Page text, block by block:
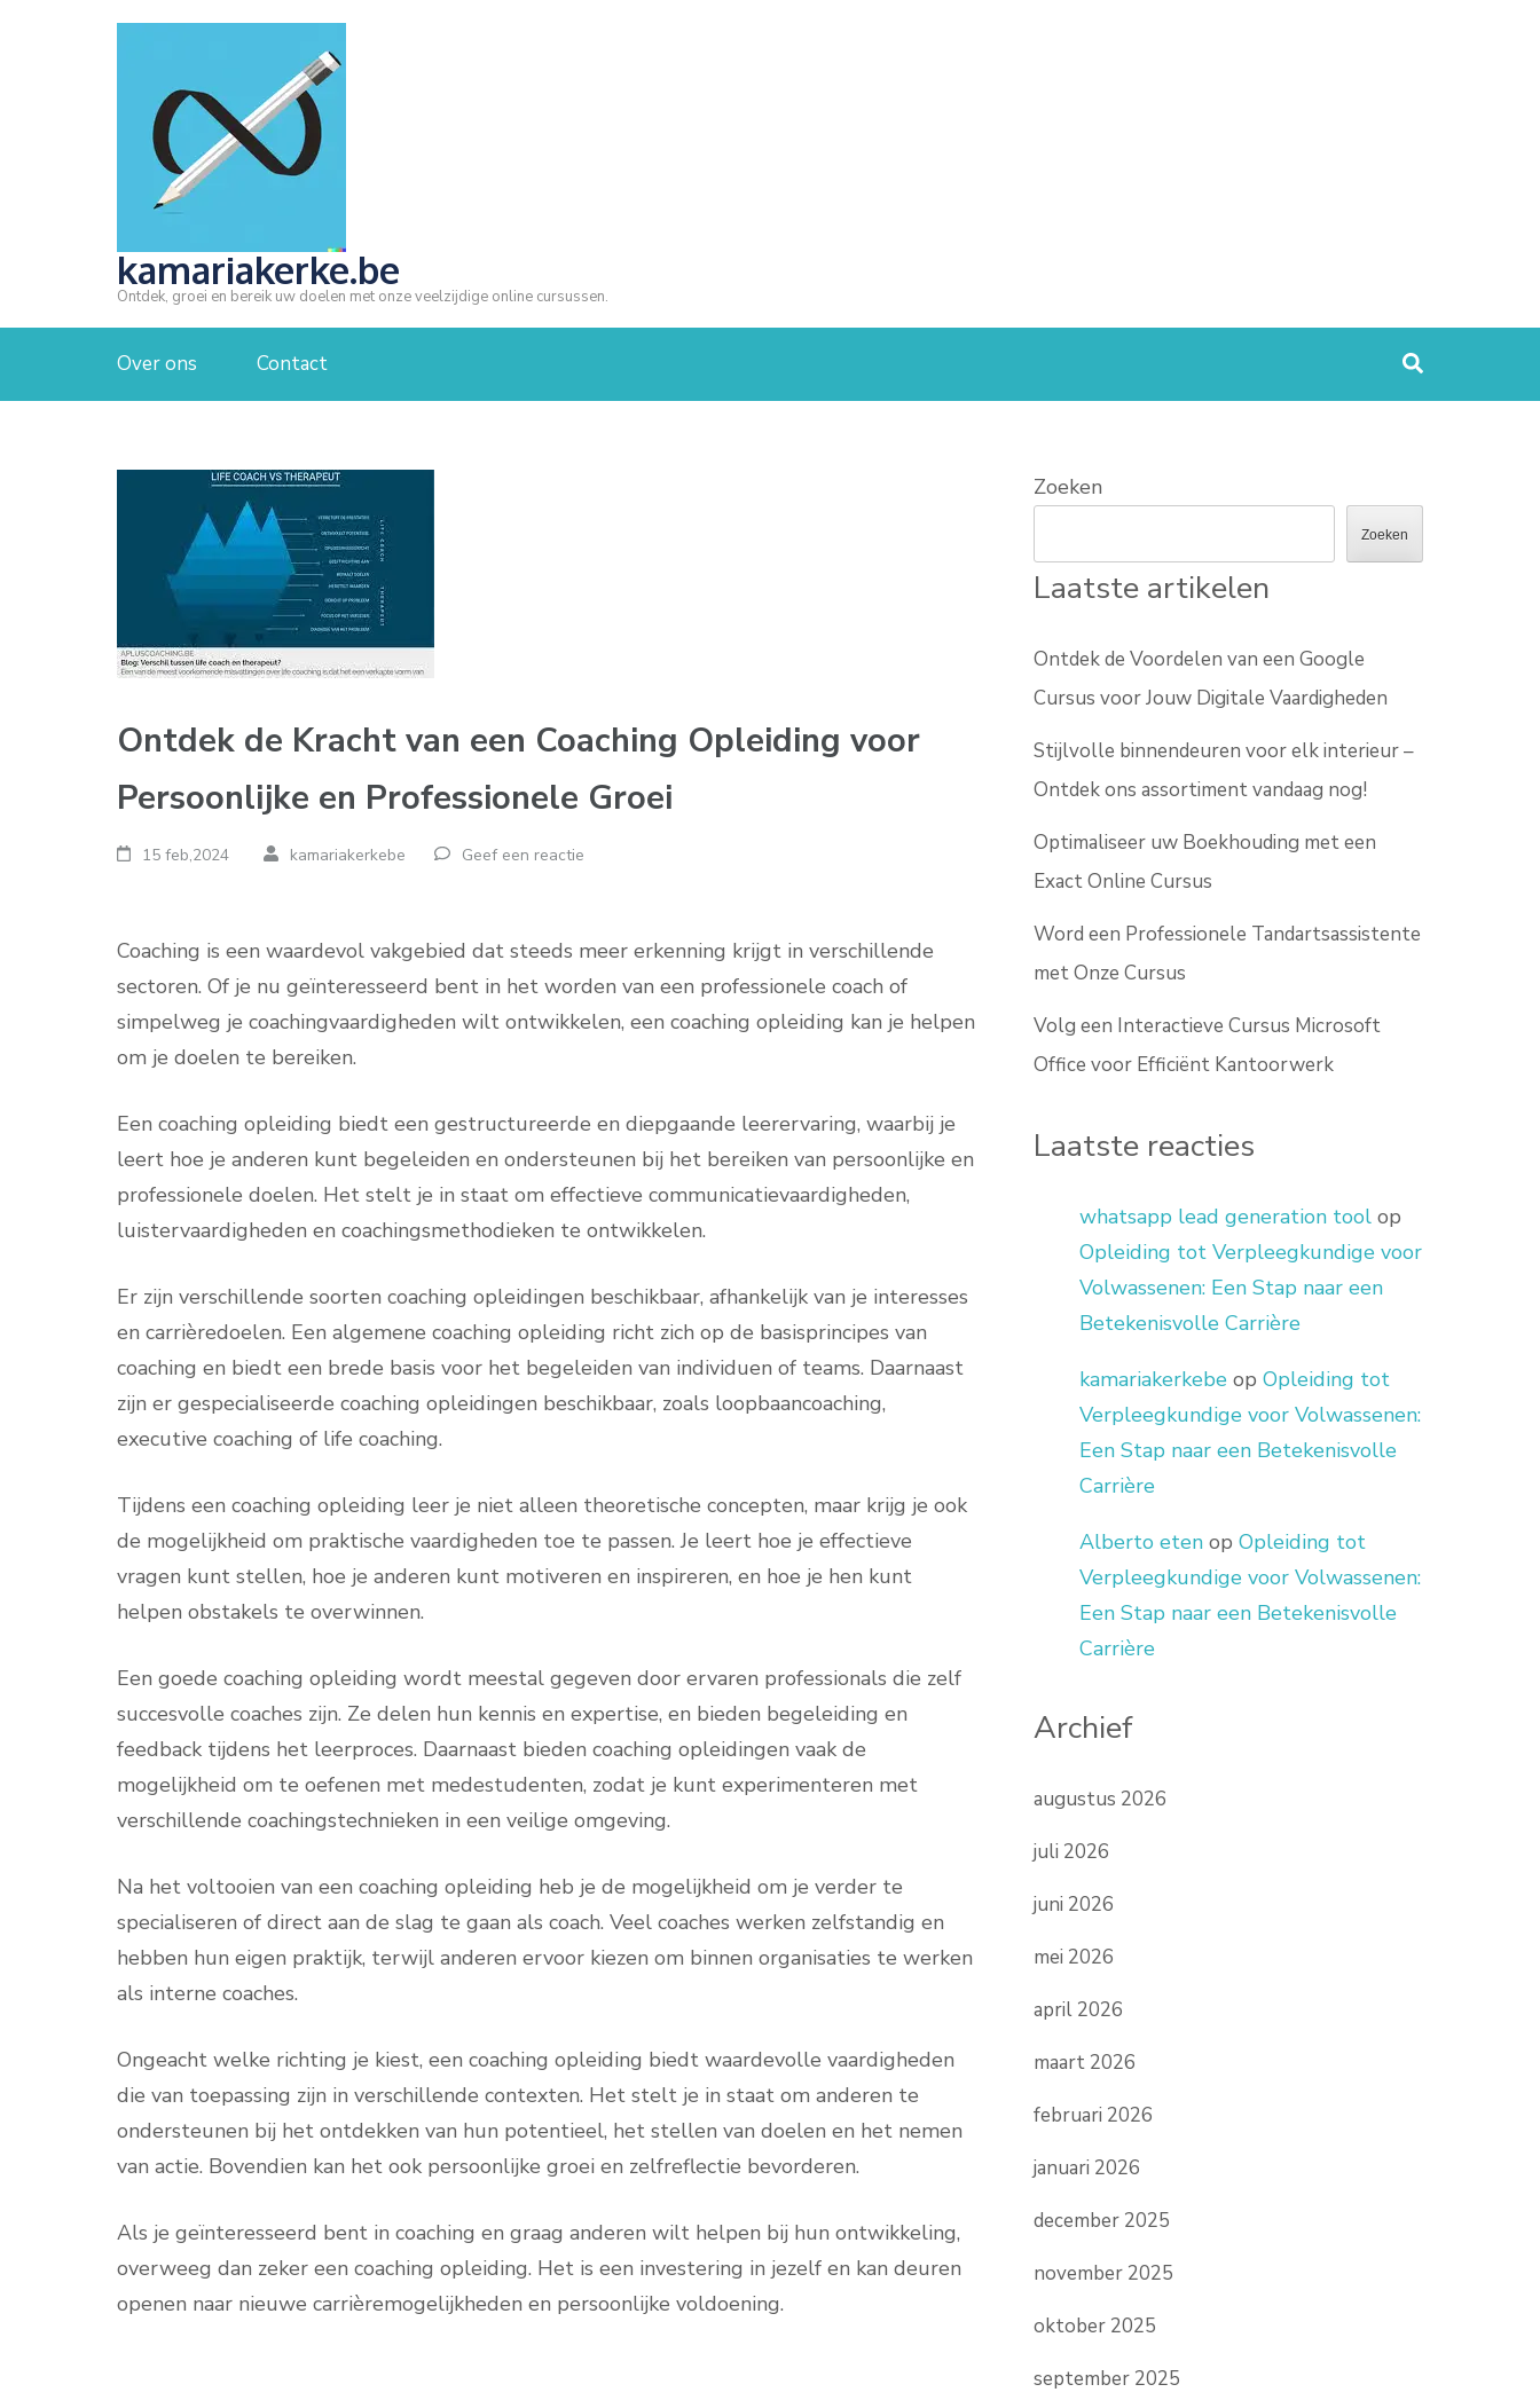
kamariakerke.be
Ontdek, groei en bereik uw doelen met onze veelzijdige online cursussen.
Over ons Contact
Ontdek de Kracht van een Coaching Opleiding voor
Persoonlijke en Professionele Groei
15 feb,2024 kamariakerkebe Geef een reactie
Coaching is een waardevol vakgebied dat steeds meer erkenning krijgt in verschillende
sectoren. Of je nu geïnteresseerd bent in het worden van een professionele coach of
simpelweg je coachingvaardigheden wilt ontwikkelen, een coaching opleiding kan je helpen
om je doelen te bereiken.
Een coaching opleiding biedt een gestructureerde en diepgaande leerervaring, waarbij je
leert hoe je anderen kunt begeleiden en ondersteunen bij het bereiken van persoonlijke en
professionele doelen. Het stelt je in staat om effectieve communicatievaardigheden,
luistervaardigheden en coachingsmethodieken te ontwikkelen.
Er zijn verschillende soorten coaching opleidingen beschikbaar, afhankelijk van je interesses
en carrièredoelen. Een algemene coaching opleiding richt zich op de basisprincipes van
coaching en biedt een brede basis voor het begeleiden van individuen of teams. Daarnaast
zijn er gespecialiseerde coaching opleidingen beschikbaar, zoals loopbaancoaching,
executive coaching of life coaching.
Tijdens een coaching opleiding leer je niet alleen theoretische concepten, maar krijg je ook
de mogelijkheid om praktische vaardigheden toe te passen. Je leert hoe je effectieve
vragen kunt stellen, hoe je anderen kunt motiveren en inspireren, en hoe je hen kunt
helpen obstakels te overwinnen.
Een goede coaching opleiding wordt meestal gegeven door ervaren professionals die zelf
succesvolle coaches zijn. Ze delen hun kennis en expertise, en bieden begeleiding en
feedback tijdens het leerproces. Daarnaast bieden coaching opleidingen vaak de
mogelijkheid om te oefenen met medestudenten, zodat je kunt experimenteren met
verschillende coachingstechnieken in een veilige omgeving.
Na het voltooien van een coaching opleiding heb je de mogelijkheid om je verder te
specialiseren of direct aan de slag te gaan als coach. Veel coaches werken zelfstandig en
hebben hun eigen praktijk, terwijl anderen ervoor kiezen om binnen organisaties te werken
als interne coaches.
Ongeacht welke richting je kiest, een coaching opleiding biedt waardevolle vaardigheden
die van toepassing zijn in verschillende contexten. Het stelt je in staat om anderen te
ondersteunen bij het ontdekken van hun potentieel, het stellen van doelen en het nemen
van actie. Bovendien kan het ook persoonlijke groei en zelfreflectie bevorderen.
Als je geïnteresseerd bent in coaching en graag anderen wilt helpen bij hun ontwikkeling,
overweeg dan zeker een coaching opleiding. Het is een investering in jezelf en kan deuren
openen naar nieuwe carrièremogelijkheden en persoonlijke voldoening.
Zoeken
Zoeken
Laatste artikelen
Ontdek de Voordelen van een Google
Cursus voor Jouw Digitale Vaardigheden
Stijlvolle binnendeuren voor elk interieur –
Ontdek ons assortiment vandaag nog!
Optimaliseer uw Boekhouding met een
Exact Online Cursus
Word een Professionele Tandartsassistente
met Onze Cursus
Volg een Interactieve Cursus Microsoft
Office voor Efficiënt Kantoorwerk
Laatste reacties
whatsapp lead generation tool op
Opleiding tot Verpleegkundige voor
Volwassenen: Een Stap naar een
Betekenisvolle Carrière
kamariakerkebe opOpleiding tot
Verpleegkundige voor Volwassenen:
Een Stap naar een Betekenisvolle
Carrière
Alberto eten opOpleiding tot
Verpleegkundige voor Volwassenen:
Een Stap naar een Betekenisvolle
Carrière
Archief
augustus 2026
juli 2026
juni 2026
mei 2026
april 2026
maart 2026
februari 2026
januari 2026
december 2025
november 2025
oktober 2025
september 2025